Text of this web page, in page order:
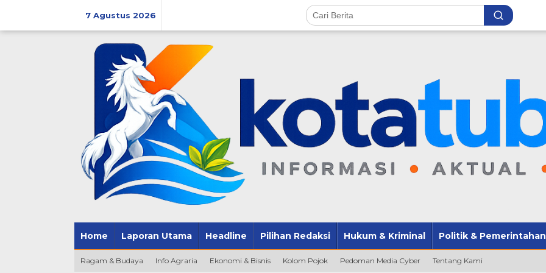
7 Agustus 2026
Home Laporan Utama Headline Pilihan Redaksi Hukum & Kriminal Politik & Pemerintahan
Ragam & Budaya Info Agraria Ekonomi & Bisnis Kolom Pojok Pedoman Media Cyber Tentang Kami